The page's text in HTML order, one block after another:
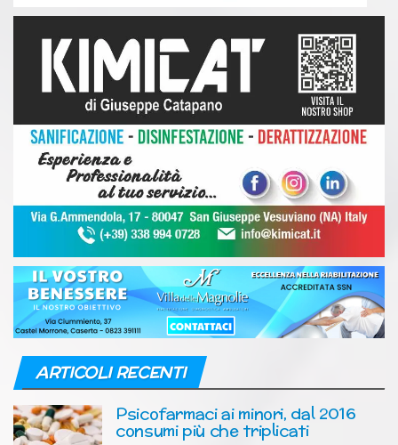
ARTICOLI RECENTI
Psicofarmaci ai minori, dal 2016
consumi più che triplicati